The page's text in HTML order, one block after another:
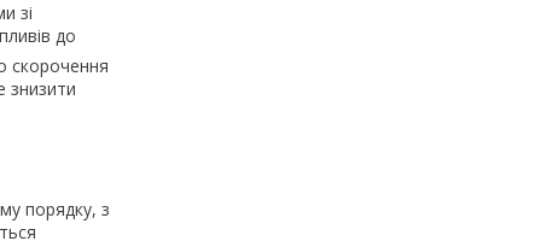
зі
до
скорочення
знизити
порядку, з